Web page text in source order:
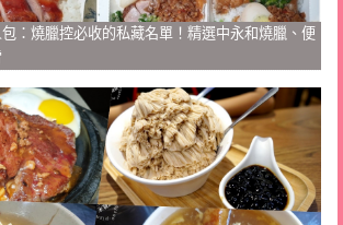
：燒臘控必收的私藏名單！精選中永和燒臘、便